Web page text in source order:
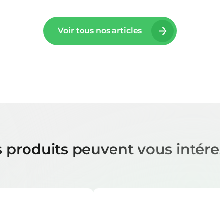
Voir tous nos articles
produits peuvent vous